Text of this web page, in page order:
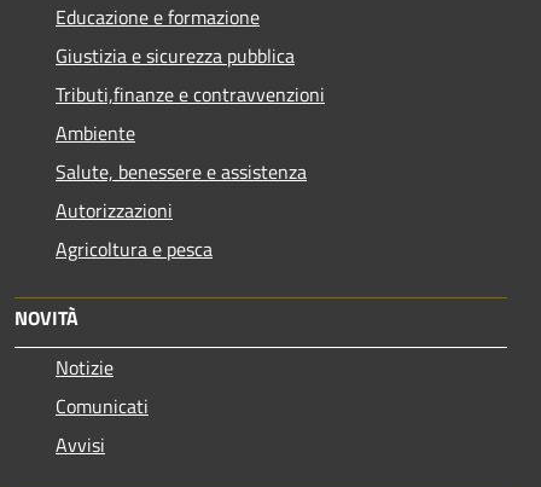
Educazione e formazione
Giustizia e sicurezza pubblica
Tributi,finanze e contravvenzioni
Ambiente
Salute, benessere e assistenza
Autorizzazioni
Agricoltura e pesca
NOVITÀ
Notizie
Comunicati
Avvisi